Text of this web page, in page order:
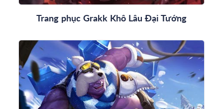
Trang phục Grakk Khô Lâu Đại Tướng